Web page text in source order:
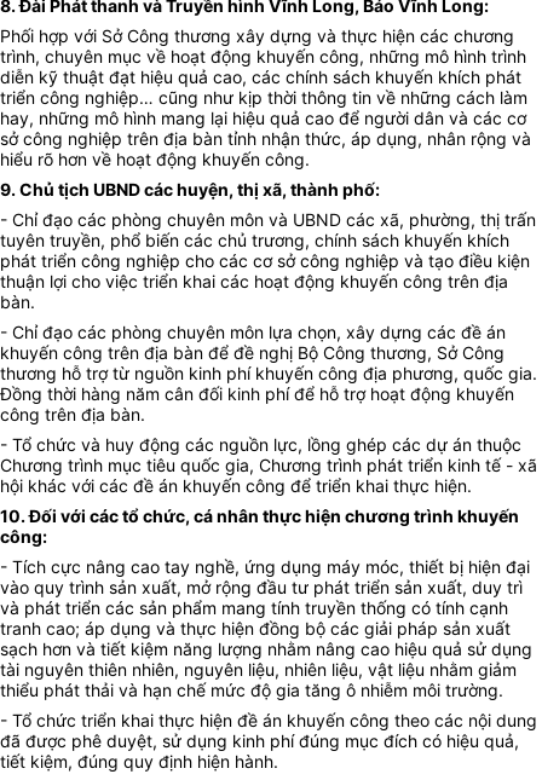
8. Đài Phát thanh và Truyền hình Vĩnh Long, Báo Vĩnh Long:
Phối hợp với Sở Công thương xây dựng và thực hiện các chương
trình, chuyên mục về hoạt động khuyến công, những mô hình trình
diễn kỹ thuật đạt hiệu quả cao, các chính sách khuyến khích phát
triển công nghiệp… cũng như kịp thời thông tin về những cách làm
hay, những mô hình mang lại hiệu quả cao để người dân và các cơ
sở công nghiệp trên địa bàn tỉnh nhận thức, áp dụng, nhân rộng và
hiểu rõ hơn về hoạt động khuyến công.
9. Chủ tịch UBND các huyện, thị xã, thành phố:
- Chỉ đạo các phòng chuyên môn và UBND các xã, phường, thị trấn
tuyên truyền, phổ biến các chủ trương, chính sách khuyến khích
phát triển công nghiệp cho các cơ sở công nghiệp và tạo điều kiện
thuận lợi cho việc triển khai các hoạt động khuyến công trên địa
bàn.
- Chỉ đạo các phòng chuyên môn lựa chọn, xây dựng các đề án
khuyến công trên địa bàn để đề nghị Bộ Công thương, Sở Công
thương hỗ trợ từ nguồn kinh phí khuyến công địa phương, quốc gia.
Đồng thời hàng năm cân đối kinh phí để hỗ trợ hoạt động khuyến
công trên địa bàn.
- Tổ chức và huy động các nguồn lực, lồng ghép các dự án thuộc
Chương trình mục tiêu quốc gia, Chương trình phát triển kinh tế - xã
hội khác với các đề án khuyến công để triển khai thực hiện.
10. Đối với các tổ chức, cá nhân thực hiện chương trình khuyến
công:
- Tích cực nâng cao tay nghề, ứng dụng máy móc, thiết bị hiện đại
vào quy trình sản xuất, mở rộng đầu tư phát triển sản xuất, duy trì
và phát triển các sản phẩm mang tính truyền thống có tính cạnh
tranh cao; áp dụng và thực hiện đồng bộ các giải pháp sản xuất
sạch hơn và tiết kiệm năng lượng nhằm nâng cao hiệu quả sử dụng
tài nguyên thiên nhiên, nguyên liệu, nhiên liệu, vật liệu nhằm giảm
thiểu phát thải và hạn chế mức độ gia tăng ô nhiễm môi trường.
- Tổ chức triển khai thực hiện đề án khuyến công theo các nội dung
đã được phê duyệt, sử dụng kinh phí đúng mục đích có hiệu quả,
tiết kiệm, đúng quy định hiện hành.